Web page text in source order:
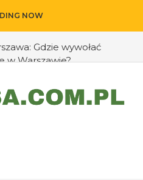
NOW
Gdzie wywołać
w Warszawie?
psa: rady eksperta
psa?